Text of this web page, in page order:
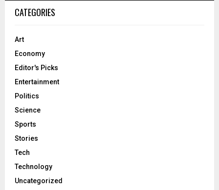
CATEGORIES
Art
Economy
Editor's Picks
Entertainment
Politics
Science
Sports
Stories
Tech
Technology
Uncategorized